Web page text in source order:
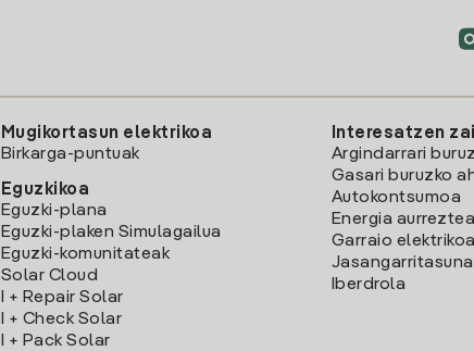
Mugikortasun elektrikoa
Birkarga-puntuak
Eguzkikoa
Eguzki-plana
Eguzki-plaken Simulagailua
Eguzki-komunitateak
Solar Cloud
I + Repair Solar
I + Check Solar
I + Pack Solar
Interesatzen
Argindarrari
Gasari buruzko
Autokontsumoa
Energia aurreztea
Garraio elektrikoa
Jasangarritasuna
Iberdrola